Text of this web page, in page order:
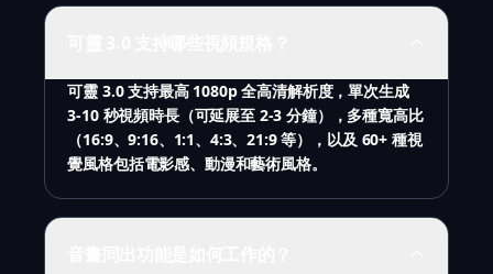
可靈 3.0 支持最高 1080p 全高清解析度，單次生成
3-10 秒視頻時長（可延展至 2-3 分鐘），多種寬高比
（16:9、9:16、1:1、4:3、21:9 等），以及 60+ 種視
覺風格包括電影感、動漫和藝術風格。